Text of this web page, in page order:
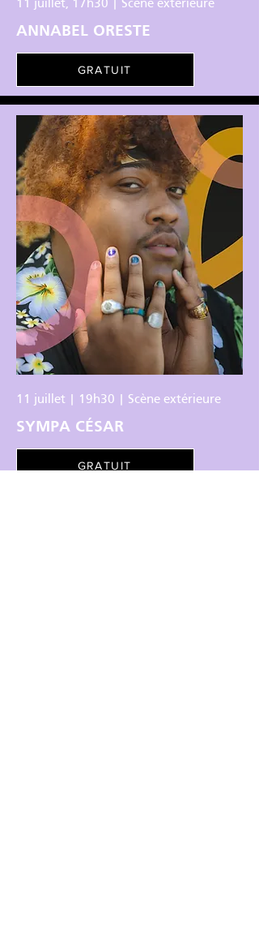
11 juillet, 17h30 | Scène extérieure
ANNABEL ORESTE
GRATUIT
11 juillet | 19h30 | Scène extérieure
SYMPA CÉSAR
GRATUIT